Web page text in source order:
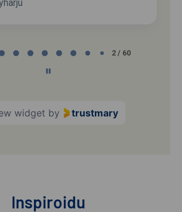
2 / 60
widget by trustmary
Inspiroidu